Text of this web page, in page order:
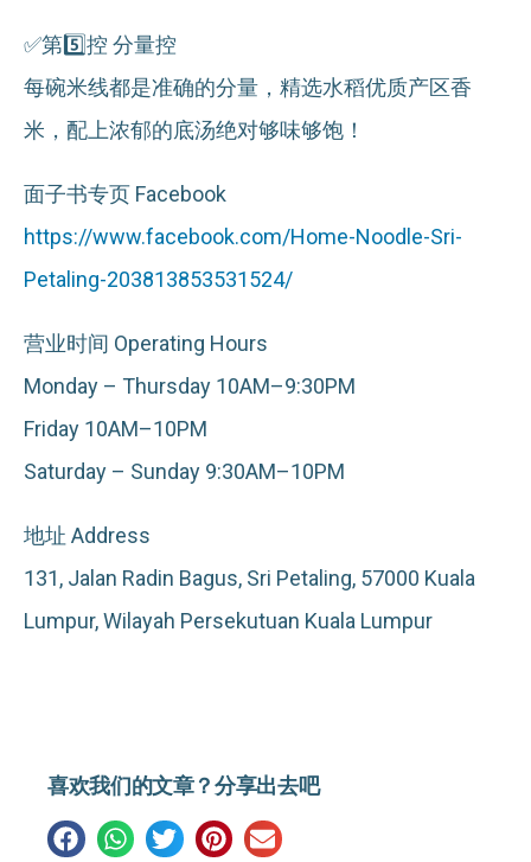
✅第5️⃣控 分量控
每碗米线都是准确的分量，精选水稻优质产区香
米，配上浓郁的底汤绝对够味够饱！
面子书专页 Facebook
https://www.facebook.com/Home-Noodle-Sri-
Petaling-203813853531524/
营业时间 Operating Hours
Monday – Thursday 10AM–9:30PM
Friday 10AM–10PM
Saturday – Sunday 9:30AM–10PM
地址 Address
131, Jalan Radin Bagus, Sri Petaling, 57000 Kuala
Lumpur, Wilayah Persekutuan Kuala Lumpur
喜欢我们的文章？分享出去吧